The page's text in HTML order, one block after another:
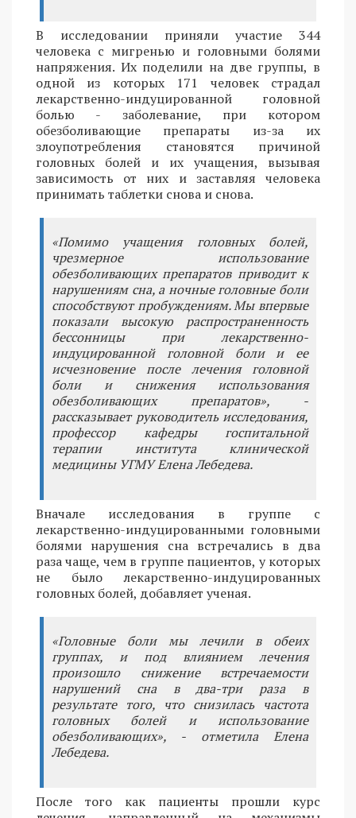
В исследовании приняли участие 344
человека с мигренью и головными болями
напряжения. Их поделили на две группы, в
одной из которых 171 человек страдал
лекарственно-индуцированной головной
болью - заболевание, при котором
обезболивающие препараты из-за их
злоупотребления становятся причиной
головных болей и их учащения, вызывая
зависимость от них и заставляя человека
принимать таблетки снова и снова.
«Помимо учащения головных болей,
чрезмерное использование
обезболивающих препаратов приводит к
нарушениям сна, а ночные головные боли
способствуют пробуждениям. Мы впервые
показали высокую распространенность
бессонницы при лекарственно-
индуцированной головной боли и ее
исчезновение после лечения головной
боли и снижения использования
обезболивающих препаратов», -
рассказывает руководитель исследования,
профессор кафедры госпитальной
терапии института клинической
медицины УГМУ Елена Лебедева.
Вначале исследования в группе с
лекарственно-индуцированными головными
болями нарушения сна встречались в два
раза чаще, чем в группе пациентов, у которых
не было лекарственно-индуцированных
головных болей, добавляет ученая.
«Головные боли мы лечили в обеих
группах, и под влиянием лечения
произошло снижение встречаемости
нарушений сна в два-три раза в
результате того, что снизилась частота
головных болей и использование
обезболивающих», - отметила Елена
Лебедева.
После того как пациенты прошли курс